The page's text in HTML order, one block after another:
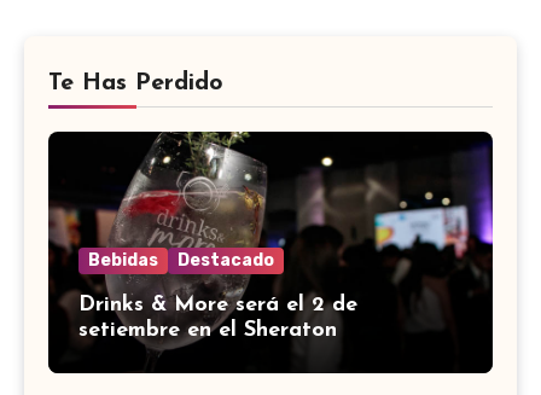
Te Has Perdido
Bebidas Destacado
Drinks & More será el 2 de
setiembre en el Sheraton